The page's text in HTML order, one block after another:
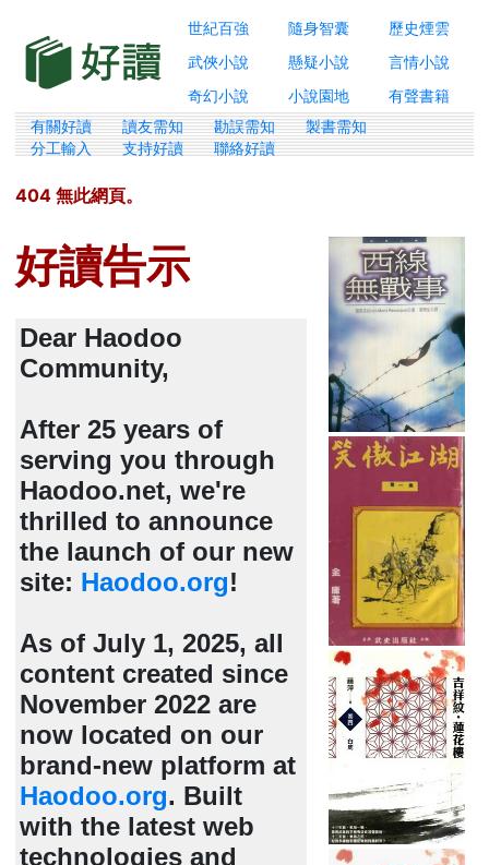
世紀百強 隨身智囊
歷史煙雲
武俠小說
懸疑小說
言情小說
奇幻小說
小說園地 有聲書籍
有關好讀 讀友需知 勘誤需知
製書需知
分工輸入
支持好讀 聯絡好讀
404 無此網頁。
好讀告示
Dear Haodoo
Community,
After 25 years of
serving you through
Haodoo.net, we're
thrilled to announce
the launch of our new
site: Haodoo.org!
As of July 1, 2025, all
content created since
November 2022 are
now located on our
brand-new platform at
Haodoo.org. Built
with the latest web
technologies and